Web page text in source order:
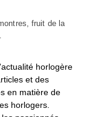
fruit de la
horlogère
et des
en matière de
horlogers.